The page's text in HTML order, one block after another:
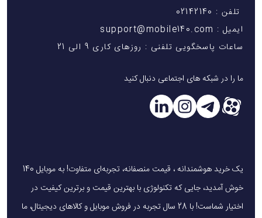
تلفن : 02142140
ایمیل : support@mobile140.com
ساعات پاسخگویی تلفنی : روزهای کاری 9 الی 21
ما را در شبکه های اجتماعی دنبال کنید
یک خرید هوشمندانه ، قیمت منصفانه، تجربه‌ای متفاوت! به موبایل 140
خوش آمدید، جایی که تکنولوژی با بهترین قیمت و برترین کیفیت در
اختیار شماست! با 28 سال تجربه در فروش موبایل و کالاهای دیجیتال، ما